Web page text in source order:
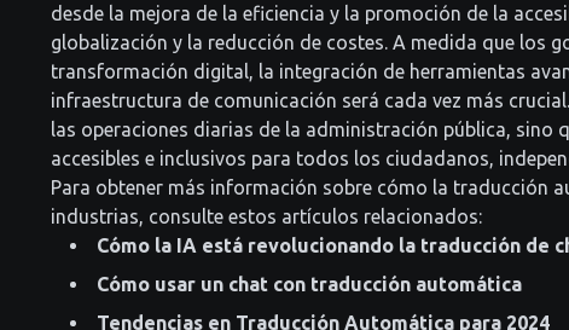
desde la mejora de la eficiencia y la promoción de la
globalización y la reducción de costes. A medida que los
transformación digital, la integración de herramientas
infraestructura de comunicación será cada vez más
las operaciones diarias de la administración pública, sino
accesibles e inclusivos para todos los ciudadanos,
Para obtener más información sobre cómo la traducción
industrias, consulte estos artículos relacionados:
Cómo la IA está revolucionando la traducción de
Cómo usar un chat con traducción automática
Tendencias en Traducción Automática para 2024